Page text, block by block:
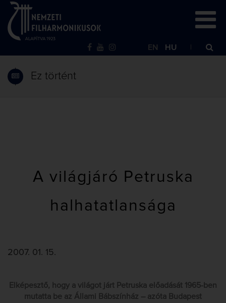
EN HU
Ez történt
A világjáró Petruska
halhatatlansága
2007. 01. 15.
Elképesztő, hogy a világot járt Petruska előadását 1965-ben
mutatta be az Állami Bábszínház – azóta Budapest